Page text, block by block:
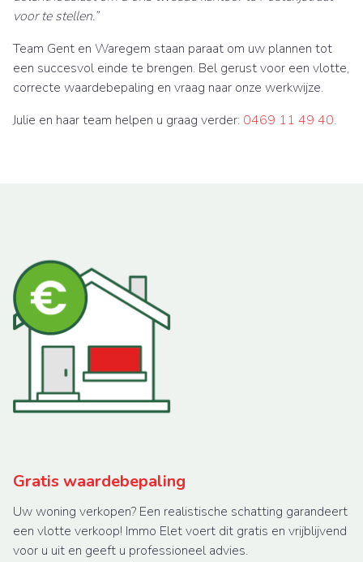
voor te stellen.”
Team Gent en Waregem staan paraat om uw plannen tot
een succesvol einde te brengen. Bel gerust voor een vlotte,
correcte waardebepaling en vraag naar onze werkwijze.
Julie en haar team helpen u graag verder: 0469 11 49 40.
Gratis waardebepaling
Uw woning verkopen? Een realistische schatting garandeert
een vlotte verkoop! Immo Elet voert dit gratis en vrijblijvend
voor u uit en geeft u professioneel advies.